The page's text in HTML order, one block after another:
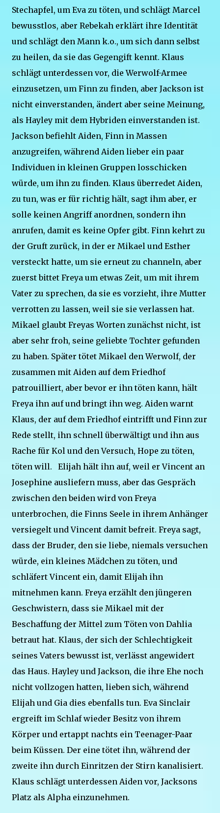
Stechapfel, um Eva zu töten, und schlägt Marcel
bewusstlos, aber Rebekah erklärt ihre Identität
und schlägt den Mann k.o., um sich dann selbst
zu heilen, da sie das Gegengift kennt. Klaus
schlägt unterdessen vor, die Werwolf-Armee
einzusetzen, um Finn zu finden, aber Jackson ist
nicht einverstanden, ändert aber seine Meinung,
als Hayley mit dem Hybriden einverstanden ist.
Jackson befiehlt Aiden, Finn in Massen
anzugreifen, während Aiden lieber ein paar
Individuen in kleinen Gruppen losschicken
würde, um ihn zu finden. Klaus überredet Aiden,
zu tun, was er für richtig hält, sagt ihm aber, er
solle keinen Angriff anordnen, sondern ihn
anrufen, damit es keine Opfer gibt. Finn kehrt zu
der Gruft zurück, in der er Mikael und Esther
versteckt hatte, um sie erneut zu channeln, aber
zuerst bittet Freya um etwas Zeit, um mit ihrem
Vater zu sprechen, da sie es vorzieht, ihre Mutter
verrotten zu lassen, weil sie sie verlassen hat.
Mikael glaubt Freyas Worten zunächst nicht, ist
aber sehr froh, seine geliebte Tochter gefunden
zu haben. Später tötet Mikael den Werwolf, der
zusammen mit Aiden auf dem Friedhof
patrouilliert, aber bevor er ihn töten kann, hält
Freya ihn auf und bringt ihn weg. Aiden warnt
Klaus, der auf dem Friedhof eintrifft und Finn zur
Rede stellt, ihn schnell überwältigt und ihn aus
Rache für Kol und den Versuch, Hope zu töten,
töten will. Elijah hält ihn auf, weil er Vincent an
Josephine ausliefern muss, aber das Gespräch
zwischen den beiden wird von Freya
unterbrochen, die Finns Seele in ihrem Anhänger
versiegelt und Vincent damit befreit. Freya sagt,
dass der Bruder, den sie liebe, niemals versuchen
würde, ein kleines Mädchen zu töten, und
schläfert Vincent ein, damit Elijah ihn
mitnehmen kann. Freya erzählt den jüngeren
Geschwistern, dass sie Mikael mit der
Beschaffung der Mittel zum Töten von Dahlia
betraut hat. Klaus, der sich der Schlechtigkeit
seines Vaters bewusst ist, verlässt angewidert
das Haus. Hayley und Jackson, die ihre Ehe noch
nicht vollzogen hatten, lieben sich, während
Elijah und Gia dies ebenfalls tun. Eva Sinclair
ergreift im Schlaf wieder Besitz von ihrem
Körper und ertappt nachts ein Teenager-Paar
beim Küssen. Der eine tötet ihn, während der
zweite ihn durch Einritzen der Stirn kanalisiert.
Klaus schlägt unterdessen Aiden vor, Jacksons
Platz als Alpha einzunehmen.